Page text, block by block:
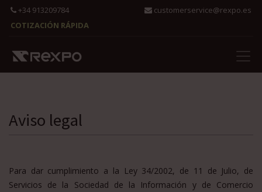
+34 913209784
customerservice@rexpo.es
COTIZACIÓN RÁPIDA
Aviso legal
Para dar cumplimiento a la Ley 34/2002, de 11 de Julio, de
Servicios de la Sociedad de la Información y de Comercio